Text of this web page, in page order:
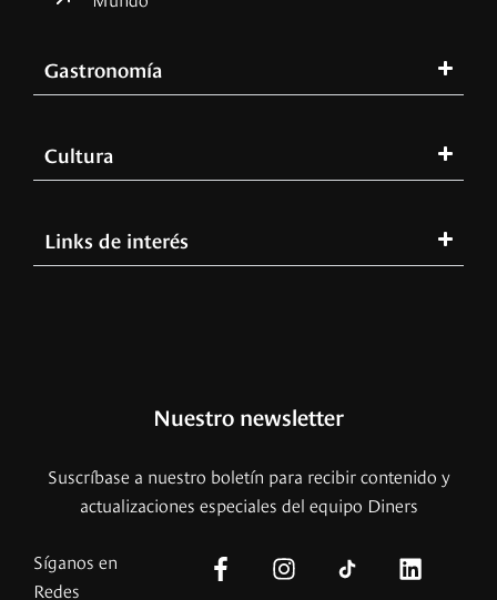
Gastronomía
Cultura
Links de interés
Nuestro newsletter
Suscríbase a nuestro boletín para recibir contenido y
actualizaciones especiales del equipo Diners
Síganos en
Redes